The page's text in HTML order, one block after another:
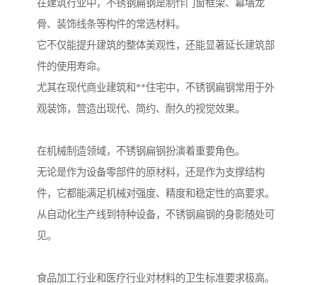
在建筑行业中，不锈钢扁钢是制作门窗框架、幕墙龙
骨、装饰线条等构件的常选材料。
它不仅能提升建筑的整体美观性，还能显著延长建筑部
件的使用寿命。
尤其在现代商业建筑和**住宅中，不锈钢扁钢常用于外
观装饰，营造出现代、简约、耐久的视觉效果。
在机械制造领域，不锈钢扁钢扮演着重要角色。
无论是作为设备零部件的原材料，还是作为支撑结构
件，它都能满足机械对强度、精度和稳定性的高要求。
从自动化生产线到特种设备，不锈钢扁钢的身影随处可
见。
食品加工行业和医疗行业对材料的卫生标准要求极高。